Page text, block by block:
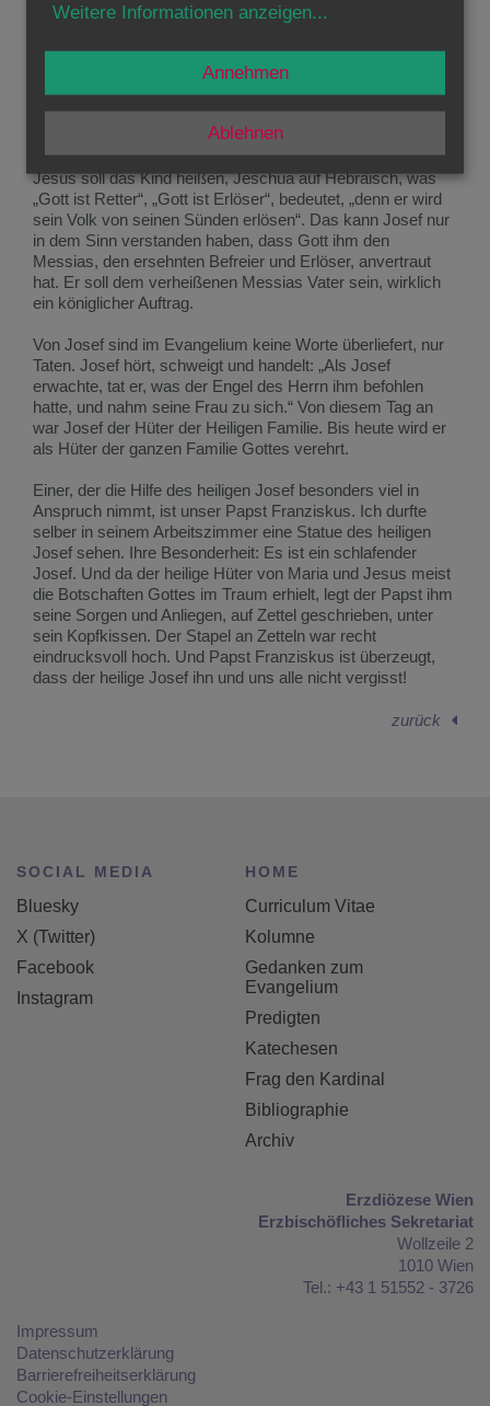
Stamm, aus der Nachkommenschaft Davids. Königlich ist
Maria nicht wegschicken, sondern ihr vertrauen. Sie hat ihn
nicht betrogen, das Kind, das sie erwartet, ist nicht von
einem anderen Mann, sondern von Gottes Heiligem Geist.
Das Kind wird ein Sohn sein, und er soll ihm Vater sein.
Nach jüdischem Brauch soll er als Vater dem Kind den
Namen geben.
Jesus soll das Kind heißen, Jeschua auf Hebräisch, was
„Gott ist Retter“, „Gott ist Erlöser“, bedeutet, „denn er wird
sein Volk von seinen Sünden erlösen“. Das kann Josef nur
in dem Sinn verstanden haben, dass Gott ihm den
Messias, den ersehnten Befreier und Erlöser, anvertraut
hat. Er soll dem verheißenen Messias Vater sein, wirklich
ein königlicher Auftrag.
Von Josef sind im Evangelium keine Worte überliefert, nur
Taten. Josef hört, schweigt und handelt: „Als Josef
erwachte, tat er, was der Engel des Herrn ihm befohlen
hatte, und nahm seine Frau zu sich.“ Von diesem Tag an
war Josef der Hüter der Heiligen Familie. Bis heute wird er
als Hüter der ganzen Familie Gottes verehrt.
Einer, der die Hilfe des heiligen Josef besonders viel in
Anspruch nimmt, ist unser Papst Franziskus. Ich durfte
selber in seinem Arbeitszimmer eine Statue des heiligen
Josef sehen. Ihre Besonderheit: Es ist ein schlafender
Josef. Und da der heilige Hüter von Maria und Jesus meist
die Botschaften Gottes im Traum erhielt, legt der Papst ihm
seine Sorgen und Anliegen, auf Zettel geschrieben, unter
sein Kopfkissen. Der Stapel an Zetteln war recht
eindrucksvoll hoch. Und Papst Franziskus ist überzeugt,
dass der heilige Josef ihn und uns alle nicht vergisst!
zurück
SOCIAL MEDIA
Bluesky
X (Twitter)
Facebook
Instagram
HOME
Curriculum Vitae
Kolumne
Gedanken zum
Evangelium
Predigten
Katechesen
Frag den Kardinal
Bibliographie
Archiv
Erzdiözese Wien
Erzbischöfliches Sekretariat
Wollzeile 2
1010 Wien
Tel.: +43 1 51552 - 3726
Impressum
Datenschutzerklärung
Barrierefreiheitserklärung
Cookie-Einstellungen
Weitere Informationen anzeigen...
Ablehnen
Annehmen